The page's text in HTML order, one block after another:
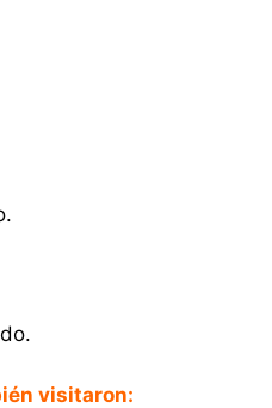
visitaron: